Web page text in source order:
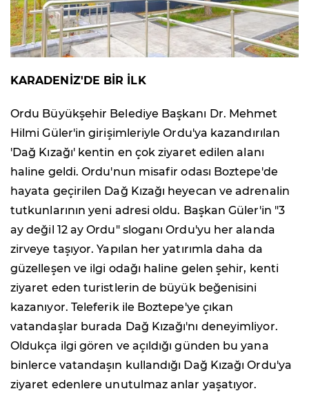
KARADENİZ'DE BİR İLK
Ordu Büyükşehir Belediye Başkanı Dr. Mehmet
Hilmi Güler'in girişimleriyle Ordu'ya kazandırılan
'Dağ Kızağı' kentin en çok ziyaret edilen alanı
haline geldi. Ordu'nun misafir odası Boztepe'de
hayata geçirilen Dağ Kızağı heyecan ve adrenalin
tutkunlarının yeni adresi oldu. Başkan Güler'in "3
ay değil 12 ay Ordu" sloganı Ordu'yu her alanda
zirveye taşıyor. Yapılan her yatırımla daha da
güzelleşen ve ilgi odağı haline gelen şehir, kenti
ziyaret eden turistlerin de büyük beğenisini
kazanıyor. Teleferik ile Boztepe'ye çıkan
vatandaşlar burada Dağ Kızağı'nı deneyimliyor.
Oldukça ilgi gören ve açıldığı günden bu yana
binlerce vatandaşın kullandığı Dağ Kızağı Ordu'ya
ziyaret edenlere unutulmaz anlar yaşatıyor.